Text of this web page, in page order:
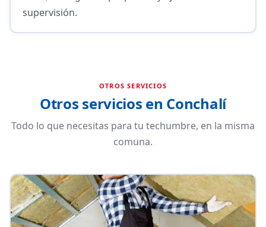
supervisión.
OTROS SERVICIOS
Otros servicios en Conchalí
Todo lo que necesitas para tu techumbre, en la misma
comuna.